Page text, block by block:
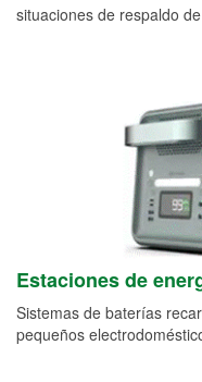
situaciones de respaldo
Estaciones de
Sistemas de baterías
pequeños